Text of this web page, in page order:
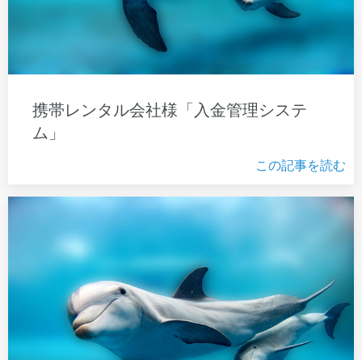
携帯レンタル会社様「入金管理システ
ム」
この記事を読む